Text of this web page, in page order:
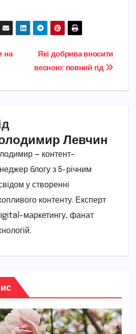
Які добрива вносити
весною: повний гід
на
Левчин
— контент-
блогу з 5-річним
у створенні
контенту. Експерт
маркетингу, фанат